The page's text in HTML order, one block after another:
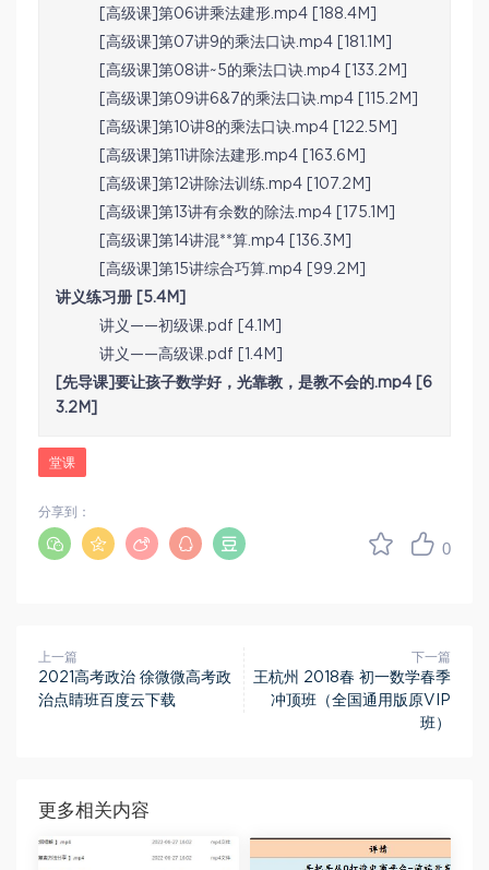
[高级课]第06讲乘法建形.mp4 [188.4M]
[高级课]第07讲9的乘法口诀.mp4 [181.1M]
[高级课]第08讲~5的乘法口诀.mp4 [133.2M]
[高级课]第09讲6&7的乘法口诀.mp4 [115.2M]
[高级课]第10讲8的乘法口诀.mp4 [122.5M]
[高级课]第11讲除法建形.mp4 [163.6M]
[高级课]第12讲除法训练.mp4 [107.2M]
[高级课]第13讲有余数的除法.mp4 [175.1M]
[高级课]第14讲混**算.mp4 [136.3M]
[高级课]第15讲综合巧算.mp4 [99.2M]
讲义练习册 [5.4M]
讲义——初级课.pdf [4.1M]
讲义——高级课.pdf [1.4M]
[先导课]要让孩子数学好，光靠教，是教不会的.mp4 [6
3.2M]
堂课
0
分享到：
上一篇
2021高考政治 徐微微高考政
治点睛班百度云下载
下一篇
王杭州 2018春 初一数学春季
冲顶班（全国通用版原VIP
班）
更多相关内容